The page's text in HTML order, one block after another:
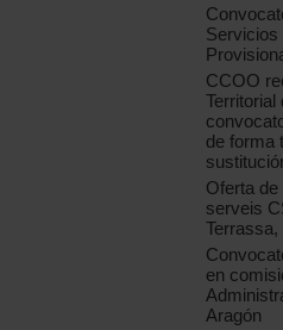
Servicios
CCOO
Territorial
de forma
Oferta
serveis
en
Aragón